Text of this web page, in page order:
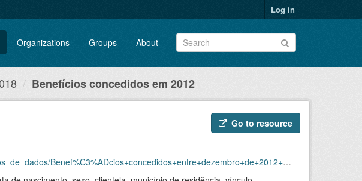
Log in
Organizations Groups About
Benefícios concedidos em 2012
Go to resource
concedidos_2012.zip